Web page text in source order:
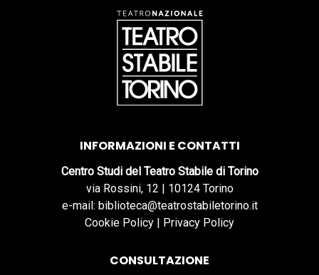
INFORMAZIONI E CONTATTI
Centro Studi del Teatro Stabile di Torino
via Rossini, 12 | 10124 Torino
e-mail: biblioteca@teatrostabiletorino.it
Cookie Policy | Privacy Policy
CONSULTAZIONE